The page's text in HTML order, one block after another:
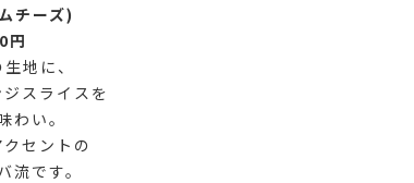
チーズ)
円
地に、
スライスを
わい。
セントの
流です。